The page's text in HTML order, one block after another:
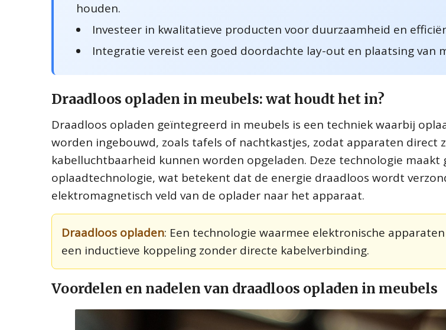
houden.
Investeer in kwalitatieve producten voor duurzaamheid en
Integratie vereist een goed doordachte lay-out en plaatsing van
Draadloos opladen in meubels: wat houdt het in?
Draadloos opladen geïntegreerd in meubels is een techniek waarbij
worden ingebouwd, zoals tafels of nachtkastjes, zodat apparaten direct
kabelluchtbaarheid kunnen worden opgeladen. Deze technologie maakt
oplaadtechnologie, wat betekent dat de energie draadloos wordt
elektromagnetisch veld van de oplader naar het apparaat.
Draadloos opladen: Een technologie waarmee elektronische
een inductieve koppeling zonder directe kabelverbinding.
Voordelen en nadelen van draadloos opladen in meubels